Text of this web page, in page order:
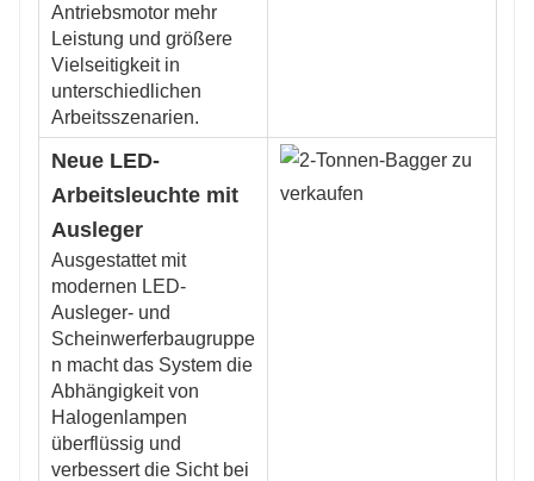
Antriebsmotor mehr
Leistung und größere
Vielseitigkeit in
unterschiedlichen
Arbeitsszenarien.
Neue LED-
Arbeitsleuchte mit
Ausleger
Ausgestattet mit
modernen LED-
Ausleger- und
Scheinwerferbaugruppe
n macht das System die
Abhängigkeit von
Halogenlampen
überflüssig und
verbessert die Sicht bei